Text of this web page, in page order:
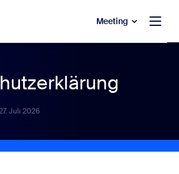
Meeting
Juli 2026